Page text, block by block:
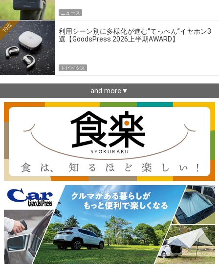
ニュース
利用シーン別に多様化が進む“てっぺん”イヤホン3
選【GoodsPress 2026上半期AWARD】
10位
トピックス
and more▼